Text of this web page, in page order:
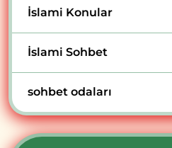
İslami Konular
İslami Sohbet
sohbet odaları